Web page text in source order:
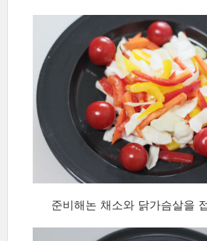
준비해논 채소와 닭가슴살을